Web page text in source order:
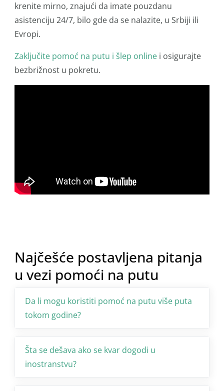
krenite mirno, znajući da imate pouzdanu
asistenciju 24/7, bilo gde da se nalazite, u Srbiji ili
Evropi.
Zaključite pomoć na putu i šlep online i osigurajte
bezbrižnost u pokretu.
Najčešće postavljena pitanja
u vezi pomoći na putu
Da li mogu koristiti pomoć na putu više puta
tokom godine?
Šta se dešava ako se kvar dogodi u
inostranstvu?